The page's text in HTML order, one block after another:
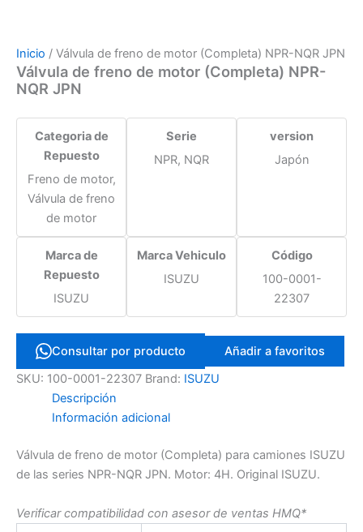
Inicio / Válvula de freno de motor (Completa) NPR-NQR JPN
Válvula de freno de motor (Completa) NPR-
NQR JPN
Categoria de
Repuesto
Freno de motor,
Válvula de freno
de motor
Serie
NPR, NQR
version
Japón
Marca de
Repuesto
ISUZU
Marca Vehiculo
ISUZU
Código
100-0001-
22307
Consultar por producto
Añadir a favoritos
SKU: 100-0001-22307 Brand: ISUZU
Descripción
Información adicional
Válvula de freno de motor (Completa) para camiones ISUZU
de las series NPR-NQR JPN. Motor: 4H. Original ISUZU.
Verificar compatibilidad con asesor de ventas HMQ*